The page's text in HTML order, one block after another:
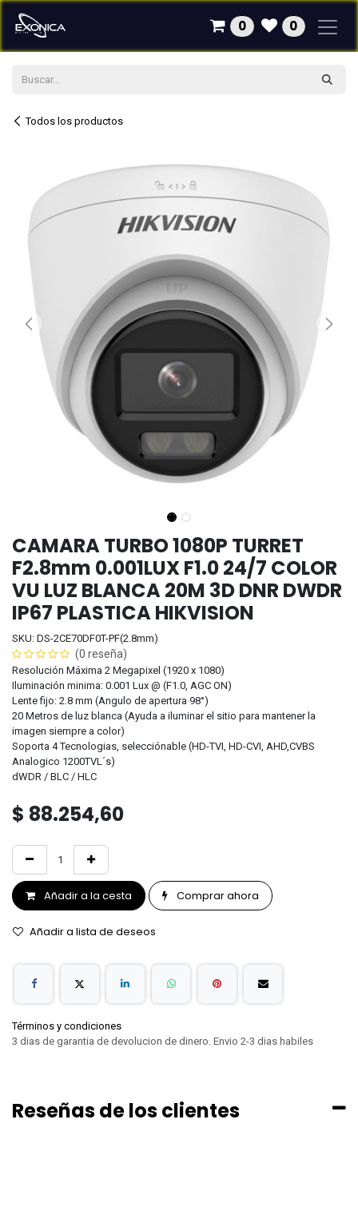
Ir al contenido
0 0
Todos los productos
CAMARA TURBO 1080P TURRET
F2.8mm 0.001LUX F1.0 24/7 COLOR
VU LUZ BLANCA 20M 3D DNR DWDR
IP67 PLASTICA HIKVISION
SKU: DS-2CE70DF0T-PF(2.8mm)
(0 reseña)
Resolución Máxima 2 Megapixel (1920 x 1080)
Iluminación minima: 0.001 Lux @ (F1.0, AGC ON)
Lente fijo: 2.8 mm (Angulo de apertura 98°)
20 Metros de luz blanca (Ayuda a iluminar el sitio para mantener la
imagen siempre a color)
Soporta 4 Tecnologias, selecciónable (HD-TVI, HD-CVI, AHD,CVBS
Analogico 1200TVL´s)
dWDR / BLC / HLC
$ 88.254,60
Añadir a la cesta Comprar ahora
Añadir a lista de deseos
Términos y condiciones
3 dias de garantia de devolucion de dinero. Envio 2-3 dias habiles
Reseñas de los clientes